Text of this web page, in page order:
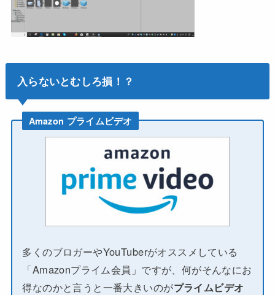
入らないとむしろ損！？
Amazon プライムビデオ
多くのブロガーやYouTuberがオススメしている
「Amazonプライム会員」ですが、何がそんなにお
得なのかと言うと一番大きいのがプライムビデオ